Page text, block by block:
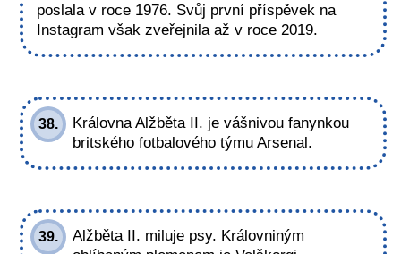
poslala v roce 1976. Svůj první příspěvek na
Instagram však zveřejnila až v roce 2019.
38.
Královna Alžběta II. je vášnivou fanynkou
britského fotbalového týmu Arsenal.
39.
Alžběta II. miluje psy. Královniným